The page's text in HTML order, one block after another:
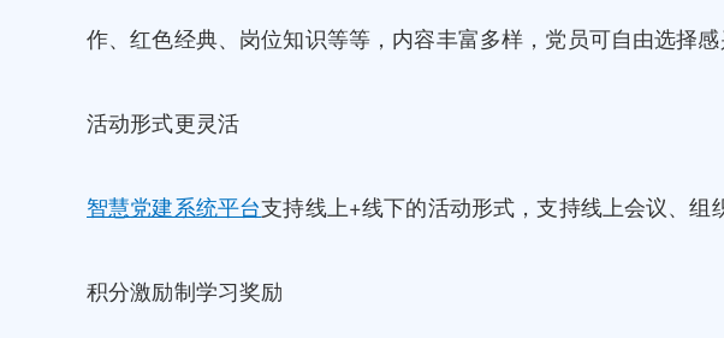
作、红色经典、岗位知识等等，内容丰富多样，党员可自由选择感
活动形式更灵活
智慧党建系统平台支持线上+线下的活动形式，支持线上会议、组
积分激励制学习奖励